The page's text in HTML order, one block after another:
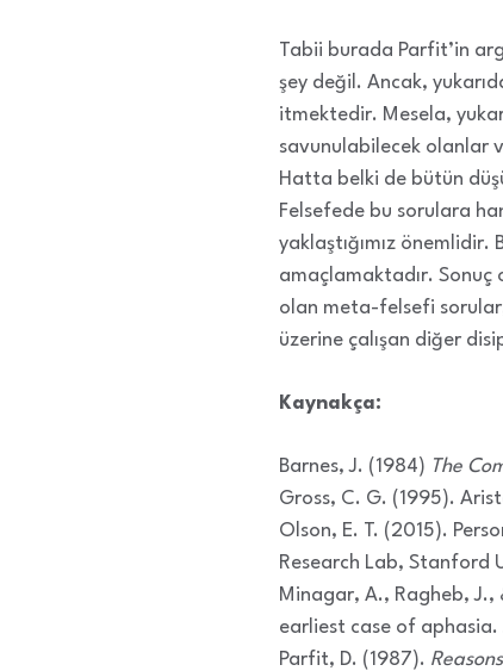
Tabii burada Parfit’in
şey değil. Ancak,
itmektedir. Mesela,
savunulabilecek olanlar
Hatta belki de bütün
Felsefede bu sorulara
yaklaştığımız
amaçlamaktadır. Sonuç
olan meta-felsefi
üzerine çalışan diğer
Kaynakça:
Barnes, J. (1984) The
Gross, C. G. (1995).
Olson, E. T. (2015).
Research Lab, Stanford
Minagar, A., Ragheb, J.,
earliest case of aphasia.
Parfit, D. (1987).